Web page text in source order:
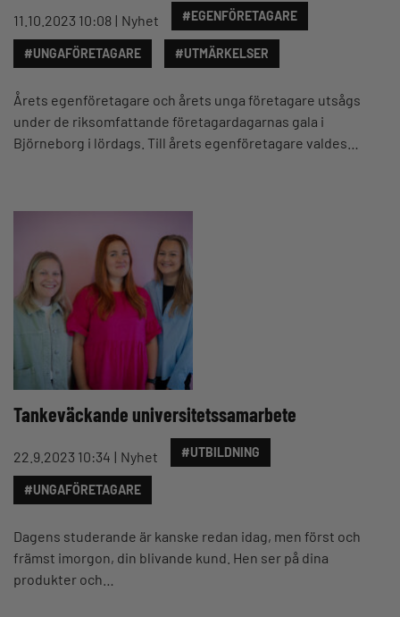
11.10.2023 10:08 Nyhet #EGENFÖRETAGARE
#UNGAFÖRETAGARE #UTMÄRKELSER
Årets egenföretagare och årets unga företagare utsågs
under de riksomfattande företagardagarnas gala i
Björneborg i lördags. Till årets egenföretagare valdes…
Tankeväckande universitetssamarbete
22.9.2023 10:34 Nyhet #UTBILDNING
#UNGAFÖRETAGARE
Dagens studerande är kanske redan idag, men först och
främst imorgon, din blivande kund. Hen ser på dina
produkter och…